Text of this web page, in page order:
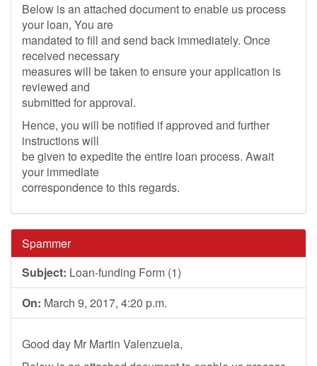
Below is an attached document to enable us process
your loan, You are
mandated to fill and send back immediately. Once
received necessary
measures will be taken to ensure your application is
reviewed and
submitted for approval.
Hence, you will be notified if approved and further
instructions will
be given to expedite the entire loan process. Await
your immediate
correspondence to this regards.
Spammer
Subject: Loan-funding Form (1)
On: March 9, 2017, 4:20 p.m.
Good day Mr Martin Valenzuela,